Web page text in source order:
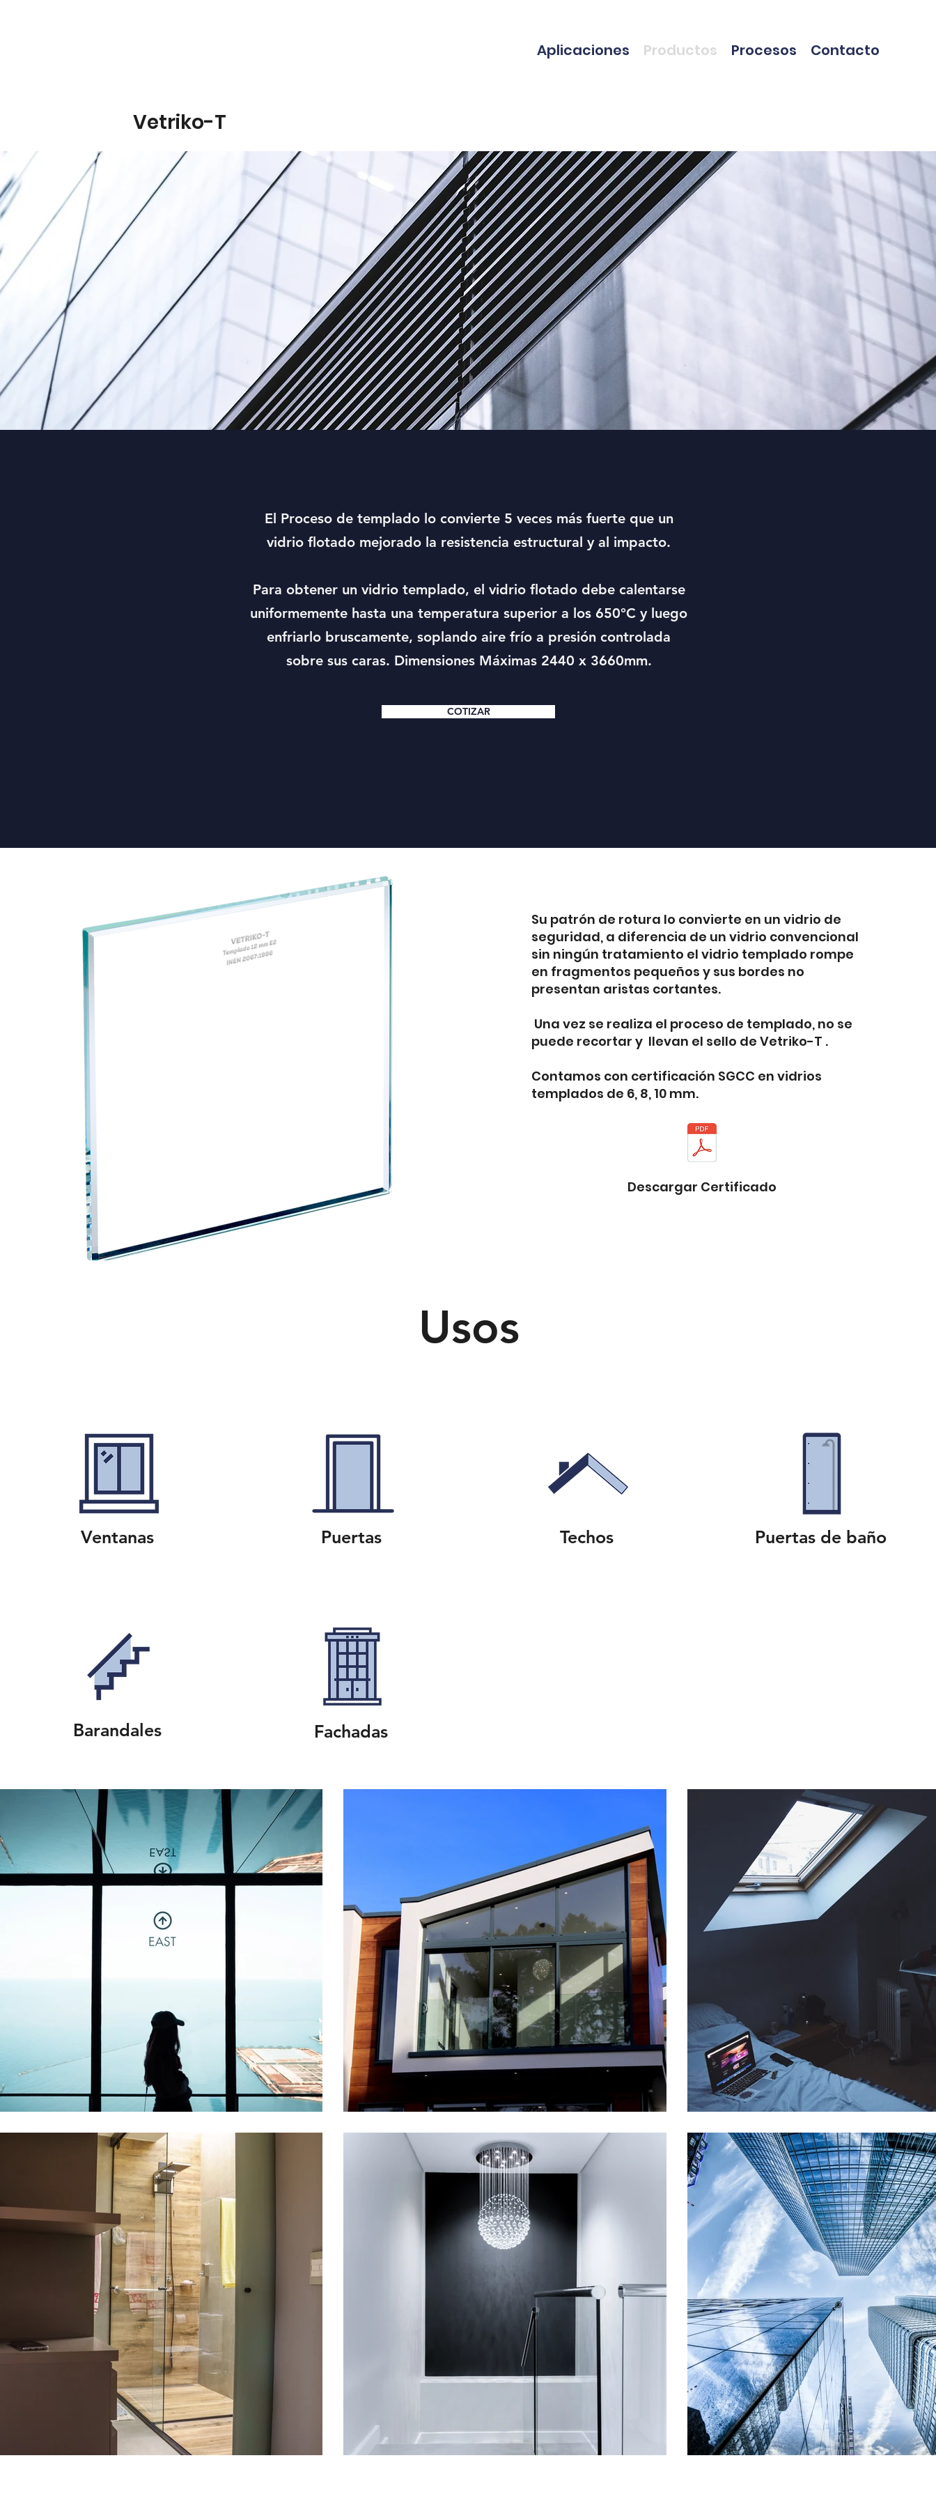
Aplicaciones Productos Procesos Contacto
Vetriko-T
El Proceso de templado lo convierte 5 veces más fuerte que un
vidrio flotado mejorado la resistencia estructural y al impacto.
Para obtener un vidrio templado, el vidrio flotado debe calentarse
uniformemente hasta una temperatura superior a los 650°C y luego
enfriarlo bruscamente, soplando aire frío a presión controlada
sobre sus caras. Dimensiones Máximas 2440 x 3660mm.
COTIZAR
Su patrón de rotura lo convierte en un vidrio de
seguridad, a diferencia de un vidrio convencional
sin ningún tratamiento el vidrio templado rompe
en fragmentos pequeños y sus bordes no
presentan aristas cortantes.
Una vez se realiza el proceso de templado, no se
puede recortar y llevan el sello de Vetriko-T .
Contamos con certificación SGCC en vidrios
templados de 6, 8, 10 mm.
Descargar Certificado
Usos
Ventanas Puertas Techos Puertas de baño
Barandales Fachadas